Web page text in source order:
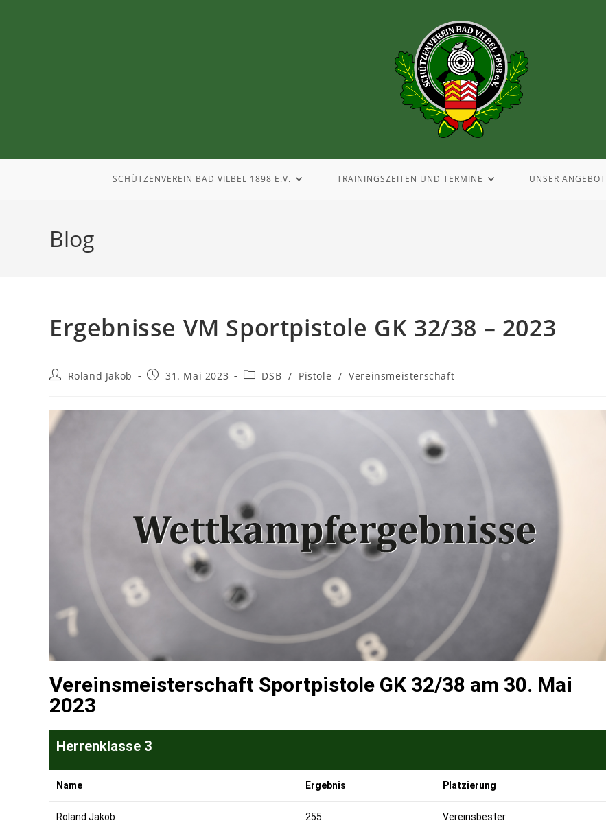
SCHÜTZENVEREIN BAD VILBEL 1898 E.V. TRAININGSZEITEN UND TERMINE UNSER ANGEBOT
Blog
Ergebnisse VM Sportpistole GK 32/38 – 2023
Roland Jakob 31. Mai 2023 DSB / Pistole / Vereinsmeisterschaft
Vereinsmeisterschaft Sportpistole GK 32/38 am 30. Mai
2023
Herrenklasse 3
Name Ergebnis Platzierung
Roland Jakob 255 Vereinsbester